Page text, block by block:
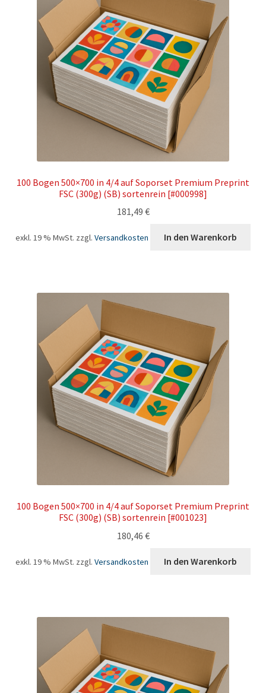
100 Bogen 500×700 in 4/4 auf Soporset Premium Preprint
FSC (300g) (SB) sortenrein [#000998]
181,49 €
exkl. 19 % MwSt. zzgl.Versandkosten In den Warenkorb
100 Bogen 500×700 in 4/4 auf Soporset Premium Preprint
FSC (300g) (SB) sortenrein [#001023]
180,46 €
exkl. 19 % MwSt. zzgl.Versandkosten In den Warenkorb